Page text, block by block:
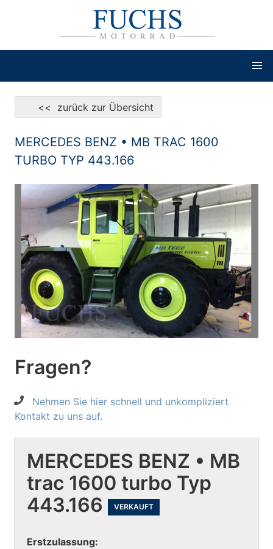
<< zurück zur Übersicht
MERCEDES BENZ • MB TRAC 1600
TURBO TYP 443.166
Fragen?
Nehmen Sie hier schnell und unkompliziert
Kontakt zu uns auf.
MERCEDES BENZ • MB
trac 1600 turbo Typ
443.166
VERKAUFT
Erstzulassung: